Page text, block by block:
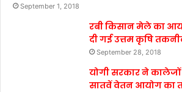
September 1, 2018
रबी किसान मेले का
दी गई उत्तम कृषि
September 28, 2018
योगी सरकार ने कालेजों
सातवें वेतन आयोग का